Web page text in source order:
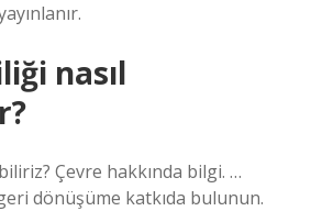
nasıl
Çevre hakkında bilgi. …
geri dönüşüme katkıda bulunun.